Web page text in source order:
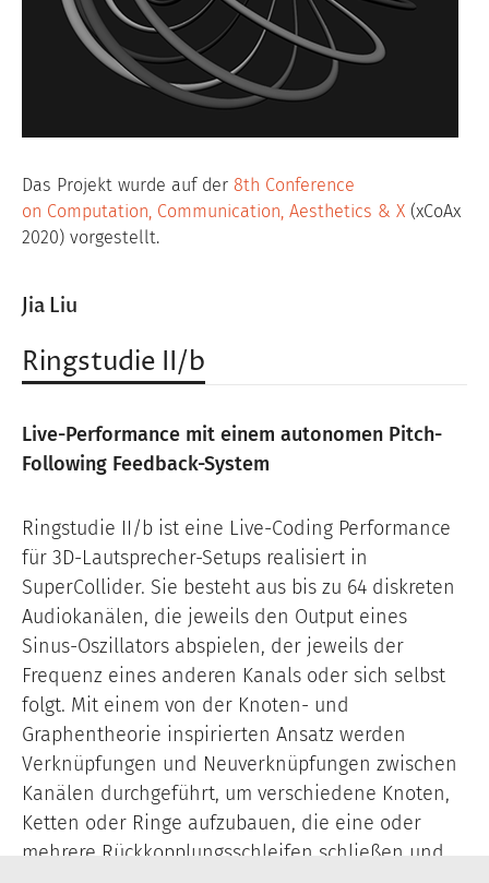
Das Projekt wurde auf der 8th Conference
on Computation, Communication, Aesthetics & X (xCoAx
2020) vorgestellt.
Jia Liu
Ringstudie II/b
Live-Performance mit einem autonomen Pitch-
Following Feedback-System
Ringstudie II/b ist eine Live-Coding Performance
für 3D-Lautsprecher-Setups realisiert in
SuperCollider. Sie besteht aus bis zu 64 diskreten
Audiokanälen, die jeweils den Output eines
Sinus-Oszillators abspielen, der jeweils der
Frequenz eines anderen Kanals oder sich selbst
folgt. Mit einem von der Knoten- und
Graphentheorie inspirierten Ansatz werden
Verknüpfungen und Neuverknüpfungen zwischen
Kanälen durchgeführt, um verschiedene Knoten,
Ketten oder Ringe aufzubauen, die eine oder
mehrere Rückkopplungsschleifen schließen und